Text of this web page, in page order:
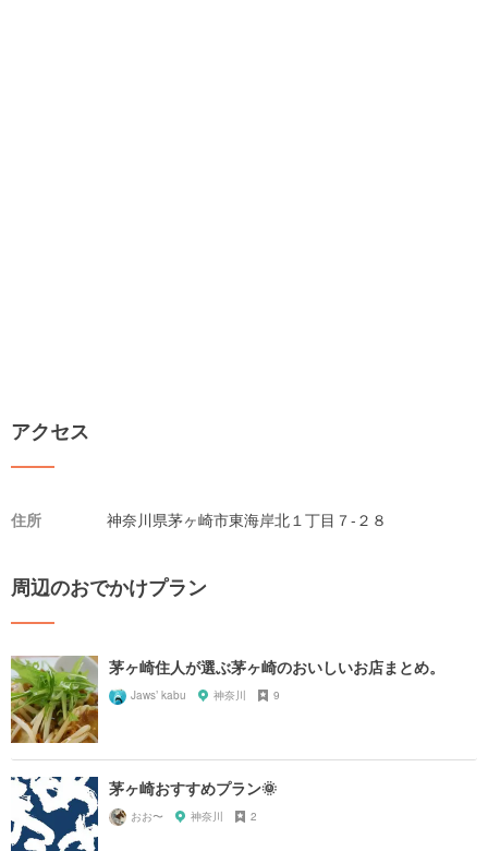
アクセス
住所 神奈川県茅ヶ崎市東海岸北１丁目７-２８
周辺のおでかけプラン
茅ヶ崎住人が選ぶ茅ヶ崎のおいしいお店まとめ。
Jaws’ kabu 神奈川 9
茅ヶ崎おすすめプラン🌞
おお〜 神奈川 2